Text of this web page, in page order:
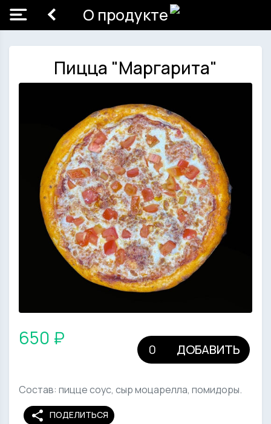
О продукте
Пицца "Маргарита"
650 ₽
ДОБАВИТЬ
Состав: пицце соус, сыр моцарелла, помидоры.
share ПОДЕЛИТЬСЯ